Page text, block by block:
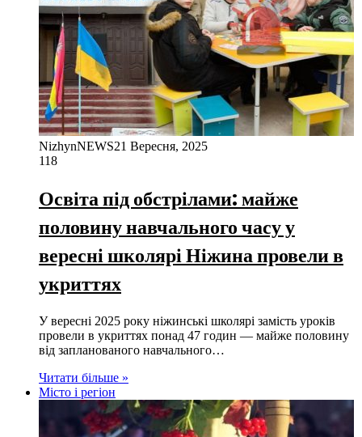
NizhynNEWS21 Вересня, 2025
118
Освіта під обстрілами: майже
половину навчального часу у
вересні школярі Ніжина провели в
укриттях
У вересні 2025 року ніжинські школярі замість уроків
провели в укриттях понад 47 годин — майже половину
від запланованого навчального…
Читати більше »
Місто і регіон